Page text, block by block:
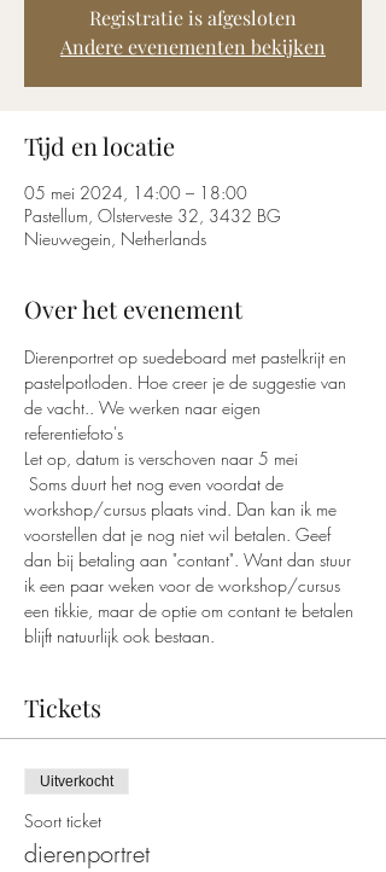
Registratie is afgesloten
Andere evenementen bekijken
Tijd en locatie
05 mei 2024, 14:00 – 18:00
Pastellum, Olsterveste 32, 3432 BG
Nieuwegein, Netherlands
Over het evenement
Dierenportret op suedeboard met pastelkrijt en
pastelpotloden. Hoe creer je de suggestie van
de vacht.. We werken naar eigen
referentiefoto's
Let op, datum is verschoven naar 5 mei
Soms duurt het nog even voordat de
workshop/cursus plaats vind. Dan kan ik me
voorstellen dat je nog niet wil betalen. Geef
dan bij betaling aan "contant". Want dan stuur
ik een paar weken voor de workshop/cursus
een tikkie, maar de optie om contant te betalen
blijft natuurlijk ook bestaan.
Tickets
Uitverkocht
Soort ticket
dierenportret